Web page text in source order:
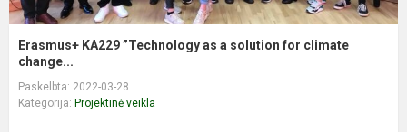
Erasmus+ KA229 ”Technology as a solution for climate
change...
Paskelbta: 2022-03-28
Kategorija: Projektinė veikla